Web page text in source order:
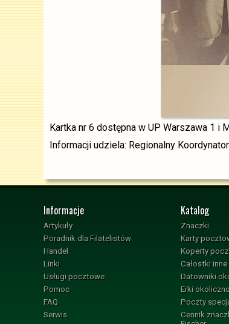
Kartka nr 6 dostępna w UP Warszawa 1
Informacji udziela: Regionalny
Informacje
Artykuły
Poradnik dla Filatelistów
Handel
Linki
Usługi pocztowe
Pomoc
FAQ
Serwis
Katalog
Znaczki
Karty
Koperty
Całostki inne
Datowniki
Erki
Poczty
Cennik